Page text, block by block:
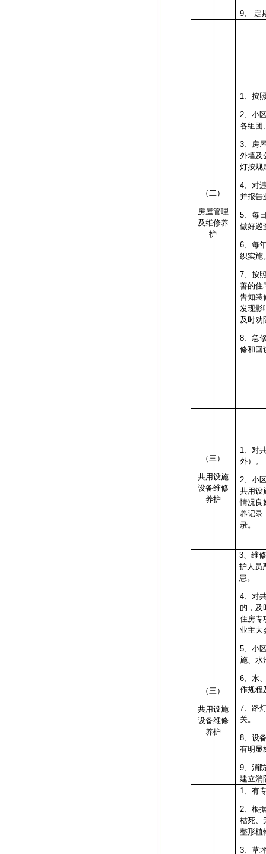
9、 定
（二）
房屋管理
及维修养
护
1、按
2、小
各组团
3、房
外墙及
灯按规
4、对
并报告
5、每
做好巡
6、每
织实施
7、按
善的住
告知装
发现影
及时劝
8、急
修和回
（三）
共用设施
设备维修
养护
1、对
外）。
2、小
共用设
情况良
养记录
录。
（三）
共用设施
设备维修
养护
3、维
护人员
患。
4、对
的，及
住房专
业主大
5、小
施、水
6、水
作规程
7、路
关。
8、设
有明显
9、消
建立消
1、 有
2、 根
枯死、
整形植
3、 草